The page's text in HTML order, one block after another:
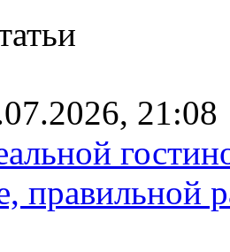
21:08
правильной